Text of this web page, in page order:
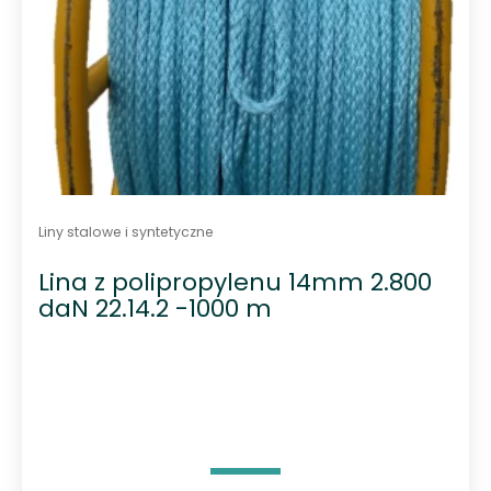
Liny stalowe i syntetyczne
Lina z polipropylenu 14mm 2.800
daN 22.14.2 -1000 m